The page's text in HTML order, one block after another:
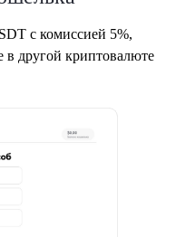
с комиссией 5%,
в другой криптовалюте